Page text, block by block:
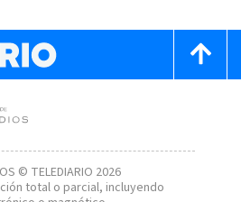
© TELEDIARIO 2026
total o parcial, incluyendo